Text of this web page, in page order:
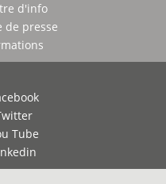
d'info
de presse
Tube